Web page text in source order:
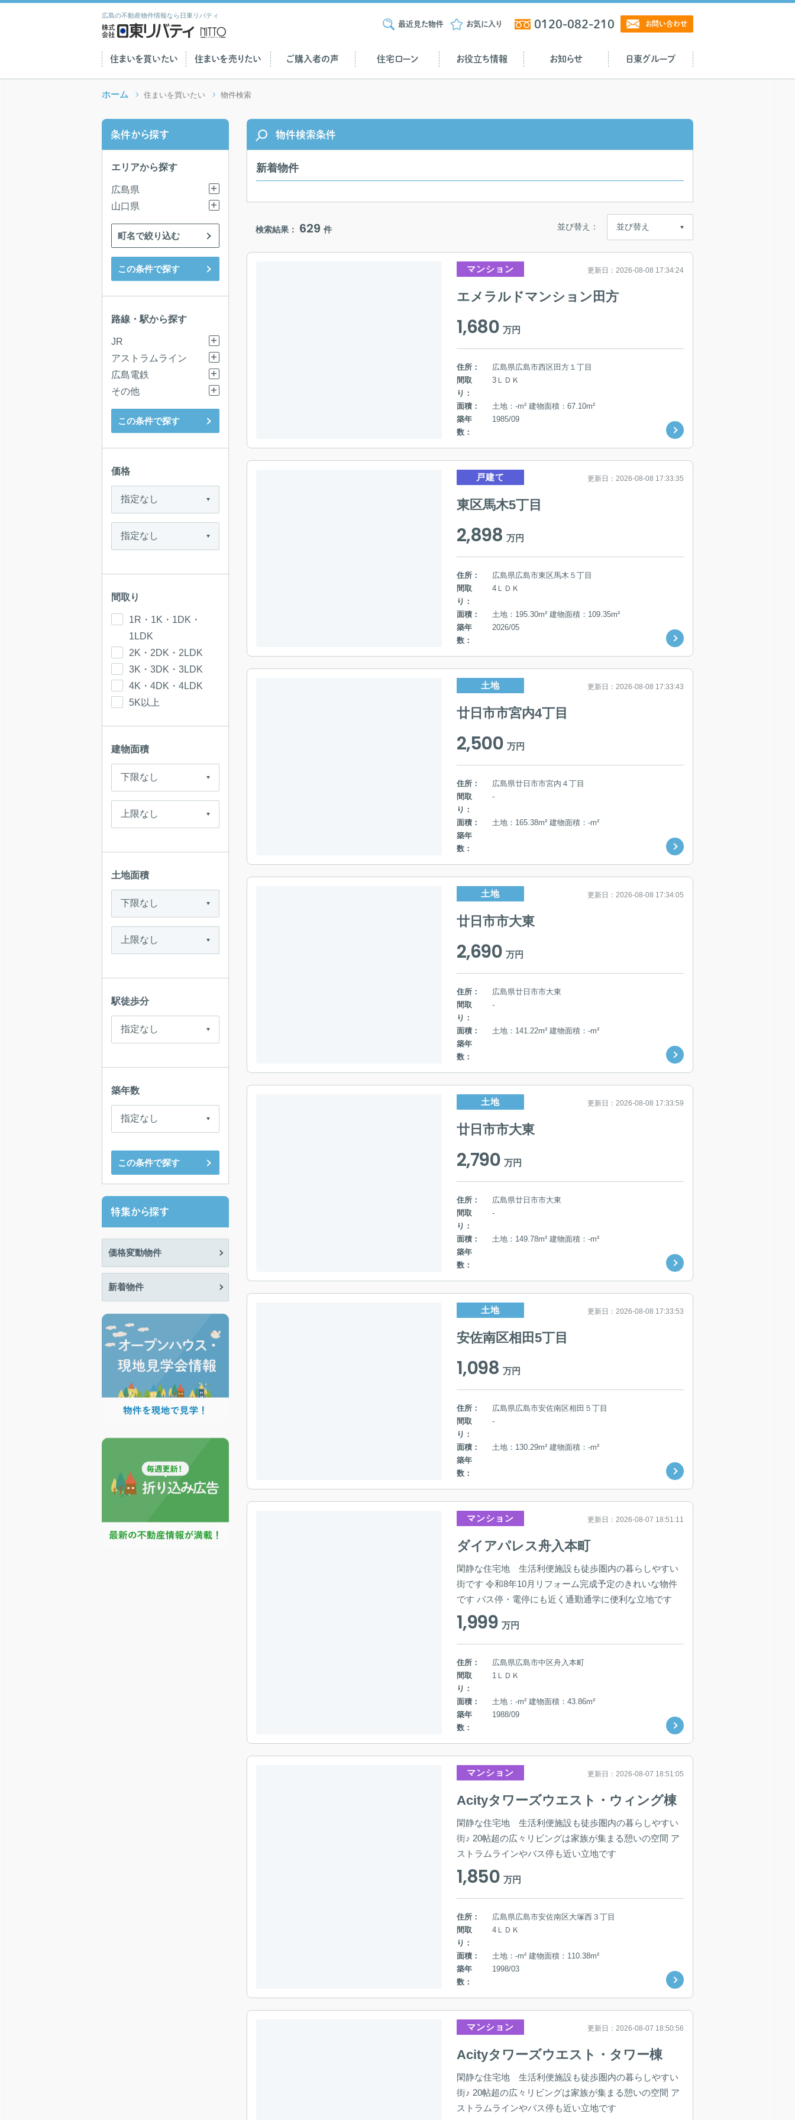
広島の不動産物件情報なら日東リバティ
最近見た物件 お気に入り 0120-082-210 お問い合わせ
住まいを買いたい 住まいを売りたい ご購入者の声 住宅ローン お役立ち情報 お知らせ 日東グループ
ホーム 住まいを買いたい 物件検索
条件から探す
エリアから探す
広島県
山口県
町名で絞り込む
この条件で探す
路線・駅から探す
JR
アストラムライン
広島電鉄
その他
この条件で探す
価格
間取り
1R・1K・1DK・
1LDK
2K・2DK・2LDK
3K・3DK・3LDK
4K・4DK・4LDK
5K以上
建物面積
土地面積
駅徒歩分
築年数
この条件で探す
特集から探す
価格変動物件
新着物件
物件検索条件
新着物件
検索結果： 629 件 並び替え：
マンション 更新日：2026-08-08 17:34:24
エメラルドマンション田方
1,680 万円
住所：
広島県広島市西区田方１丁目
間取
り：
3ＬＤＫ
面積：
土地：-m² 建物面積：67.10m²
築年
数：
1985/09
戸建て 更新日：2026-08-08 17:33:35
東区馬木5丁目
2,898 万円
住所：
広島県広島市東区馬木５丁目
間取
り：
4ＬＤＫ
面積：
土地：195.30m² 建物面積：109.35m²
築年
数：
2026/05
土地 更新日：2026-08-08 17:33:43
廿日市市宮内4丁目
2,500 万円
住所：
広島県廿日市市宮内４丁目
間取
り：
-
面積：
土地：165.38m² 建物面積：-m²
築年
数：
土地 更新日：2026-08-08 17:34:05
廿日市市大東
2,690 万円
住所：
広島県廿日市市大東
間取
り：
-
面積：
土地：141.22m² 建物面積：-m²
築年
数：
土地 更新日：2026-08-08 17:33:59
廿日市市大東
2,790 万円
住所：
広島県廿日市市大東
間取
り：
-
面積：
土地：149.78m² 建物面積：-m²
築年
数：
土地 更新日：2026-08-08 17:33:53
安佐南区相田5丁目
1,098 万円
住所：
広島県広島市安佐南区相田５丁目
間取
り：
-
面積：
土地：130.29m² 建物面積：-m²
築年
数：
マンション 更新日：2026-08-07 18:51:11
ダイアパレス舟入本町
閑静な住宅地 生活利便施設も徒歩圏内の暮らしやすい
街です 令和8年10月リフォーム完成予定のきれいな物件
です バス停・電停にも近く通勤通学に便利な立地です
1,999 万円
住所：
広島県広島市中区舟入本町
間取
り：
1ＬＤＫ
面積：
土地：-m² 建物面積：43.86m²
築年
数：
1988/09
マンション 更新日：2026-08-07 18:51:05
Acityタワーズウエスト・ウィング棟
閑静な住宅地 生活利便施設も徒歩圏内の暮らしやすい
街♪ 20帖超の広々リビングは家族が集まる憩いの空間 ア
ストラムラインやバス停も近い立地です
1,850 万円
住所：
広島県広島市安佐南区大塚西３丁目
間取
り：
4ＬＤＫ
面積：
土地：-m² 建物面積：110.38m²
築年
数：
1998/03
マンション 更新日：2026-08-07 18:50:56
Acityタワーズウエスト・タワー棟
閑静な住宅地 生活利便施設も徒歩圏内の暮らしやすい
街♪ 20帖超の広々リビングは家族が集まる憩いの空間 ア
ストラムラインやバス停も近い立地です